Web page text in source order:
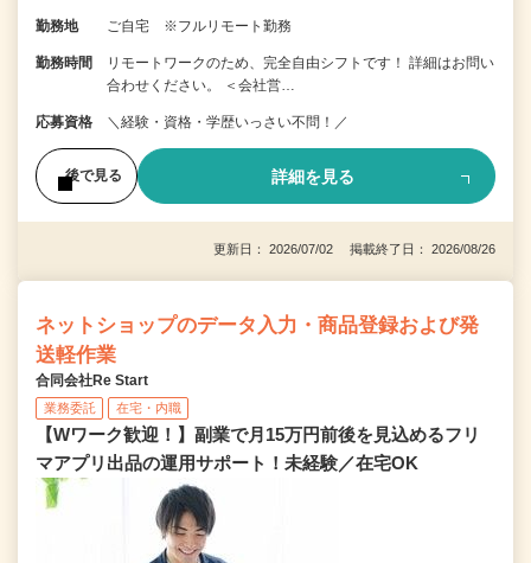
勤務地 ご自宅 ※フルリモート勤務
勤務時間
リモートワークのため、完全自由シフトです！ 詳細はお問い
合わせください。 ＜会社営…
応募資格 ＼経験・資格・学歴いっさい不問！／
後で見る 詳細を見る
更新日： 2026/07/02 掲載終了日： 2026/08/26
ネットショップのデータ入力・商品登録および発
送軽作業
合同会社Re Start
業務委託 在宅・内職
【Wワーク歓迎！】副業で月15万円前後を見込めるフリ
マアプリ出品の運用サポート！未経験／在宅OK